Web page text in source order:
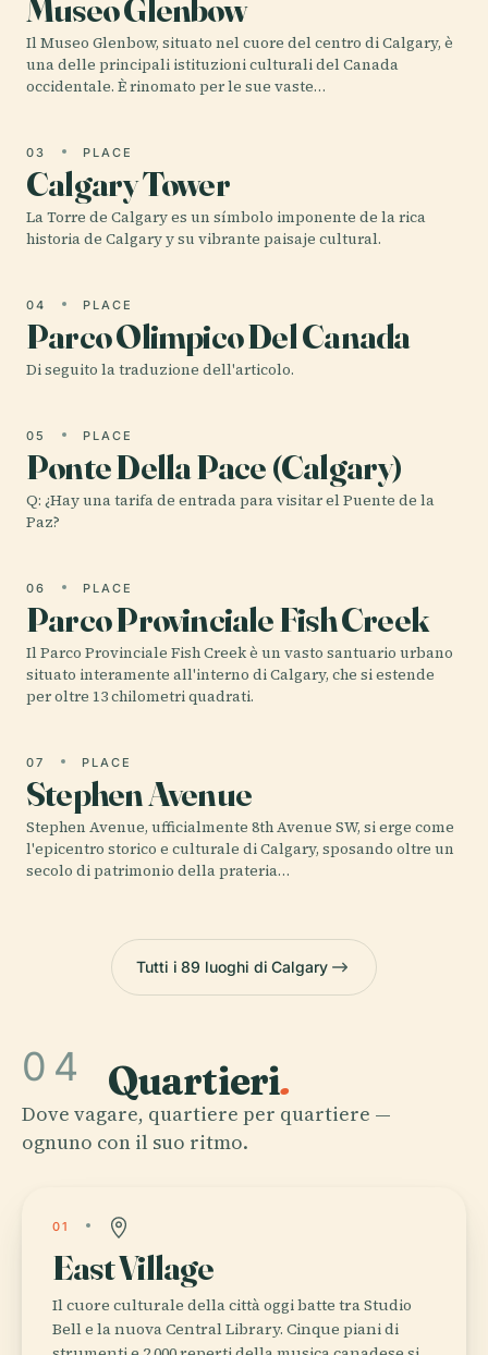
Museo Glenbow
Il Museo Glenbow, situato nel cuore del centro di Calgary, è
una delle principali istituzioni culturali del Canada
occidentale. È rinomato per le sue vaste…
03 PLACE
Calgary Tower
La Torre de Calgary es un símbolo imponente de la rica
historia de Calgary y su vibrante paisaje cultural.
04 PLACE
Parco Olimpico Del Canada
Di seguito la traduzione dell'articolo.
05 PLACE
Ponte Della Pace (Calgary)
Q: ¿Hay una tarifa de entrada para visitar el Puente de la
Paz?
06 PLACE
Parco Provinciale Fish Creek
Il Parco Provinciale Fish Creek è un vasto santuario urbano
situato interamente all'interno di Calgary, che si estende
per oltre 13 chilometri quadrati.
07 PLACE
Stephen Avenue
Stephen Avenue, ufficialmente 8th Avenue SW, si erge come
l'epicentro storico e culturale di Calgary, sposando oltre un
secolo di patrimonio della prateria…
Tutti i 89 luoghi di Calgary
04 Quartieri.
Dove vagare, quartiere per quartiere —
ognuno con il suo ritmo.
01
East Village
Il cuore culturale della città oggi batte tra Studio
Bell e la nuova Central Library. Cinque piani di